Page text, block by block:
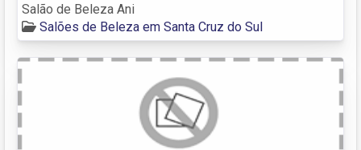
Salão de Beleza Ani
Salões de Beleza em Santa Cruz do Sul